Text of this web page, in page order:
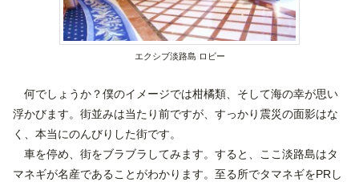
エクシブ淡路島 ロビー
何でしょうか？僕のイメージでは柑橘類、そして海の幸が思い
浮かびます。街並みは当たり前ですが、すっかり震災の面影はな
く、本当にのんびりした街です。
車を停め、街をブラブラしてみます。すると、ここ淡路島はタ
マネギが名産であることがわかります。至る所でタマネギをPRし